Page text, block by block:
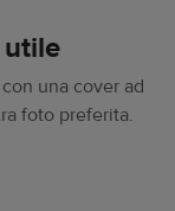
utile
una cover ad
foto preferita.